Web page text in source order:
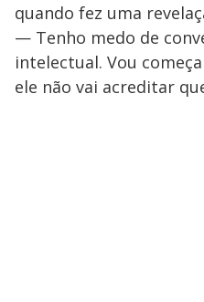
quando fez uma
— Tenho medo de
intelectual. Vou
ele não vai acreditar